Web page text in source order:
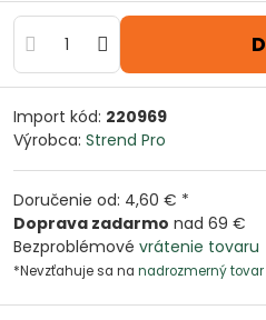
Import kód: 220969
Výrobca: Strend Pro
Doručenie od: 4,60 € *
Doprava zadarmo nad 69 €
Bezproblémové vrátenie tovaru
*Nevzťahuje sa na nadrozmerný tovar